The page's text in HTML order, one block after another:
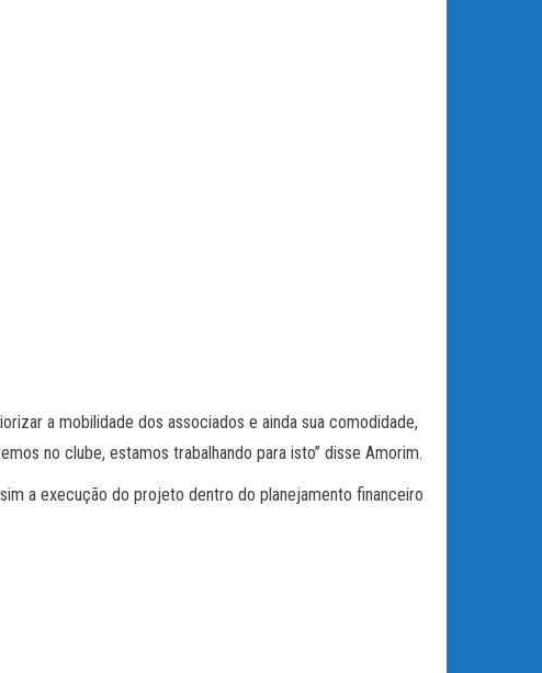
a mobilidade dos associados e ainda sua comodidade,
no clube, estamos trabalhando para isto” disse Amorim.
a execução do projeto dentro do planejamento financeiro